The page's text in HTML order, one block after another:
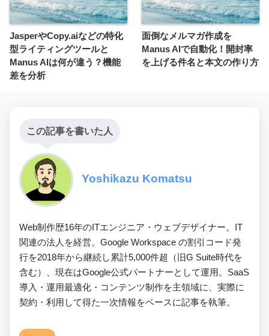
JasperやCopy.aiなどの特化
型ライティングツールと
Manus AIは何が違う？機能
差を分析
面倒なメルマガ作成を
Manus AIで自動化！開封率
を上げる件名と本文の作り方
この記事を書いた人
Yoshikazu Komatsu
Web制作歴16年のITエンジニア・ウェブデザイナー。IT
関連の法人を経営。Google Workspace の割引コード発
行を2018年から継続し累計5,000件超（旧G Suite時代を
含む）、現在はGoogle公式パートナーとして運用。SaaS
導入・運用最適化・コンテンツ制作を主領域に、実際に
契約・利用して得た一次情報をベースに記事を執筆。